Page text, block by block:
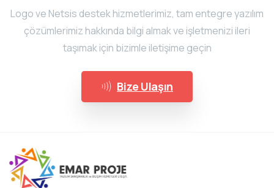
Logo ve Netsis destek hizmetlerimiz, tam entegre yazılım
çözümlerimiz hakkında bilgi almak ve işletmenizi ileri
taşımak için bizimle iletişime geçin
Bize Ulaşın